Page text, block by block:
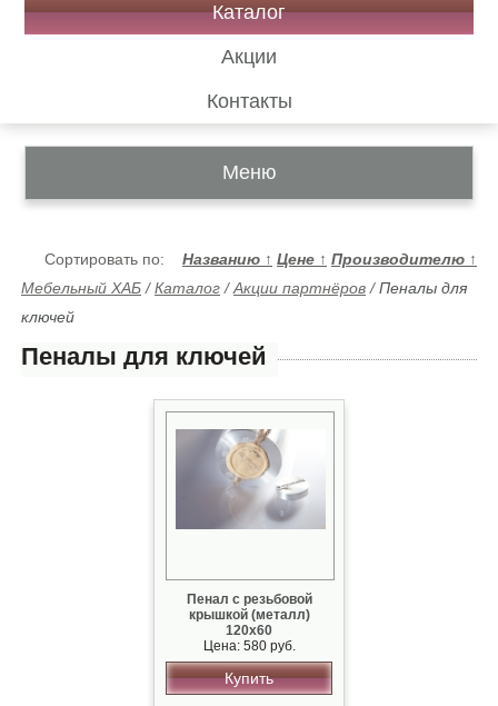
Каталог
Акции
Контакты
Меню
Сортировать по: Названию ↑ Цене ↑ Производителю ↑
Мебельный ХАБ /Каталог /Акции партнёров /Пеналы для
ключей
Пеналы для ключей
Пенал с резьбовой
крышкой (металл)
120х60
Цена: 580 руб.
Купить